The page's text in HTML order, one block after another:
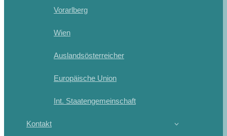
Vorarlberg
Wien
Auslandsösterreicher
Europäische Union
Int. Staatengemeinschaft
Kontakt